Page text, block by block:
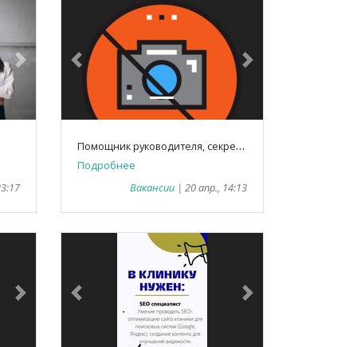
Next Previous Next
П
омощник руководителя, секретарь
Подробнее
Вакансии| 20 апр., 14:13
Next Previous Next